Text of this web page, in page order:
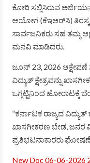
ಕೋರಿ ಸಲ್ಲಿಸಿರುವ
ಆಯೋಗ (ಕೆಇಆರ್‌ಸಿ)
ಸಾರ್ವಜನಿಕರು ಸಹ ತಮ್ಮ
ಮನವಿ ಮಾಡಿದರು.
ಜೂನ್ 23, 2026 ಆಕ್ಷೇಪಣೆ
ವಿದ್ಯುತ್ ಕ್ಷೇತ್ರವನ್ನು
ಒಗ್ಗಟ್ಟಿನಿಂದ ಹೋರಾಟಕ್ಕೆ
“ಕರ್ನಾಟಕ ರಾಜ್ಯದ
ಖಾಸಗೀಕರಣ ಬೇಡ, ಜನರ
ಪ್ರತಿಭಟನಾಕಾರರು ಘೋಷಣೆ
New Doc 06-06-2026